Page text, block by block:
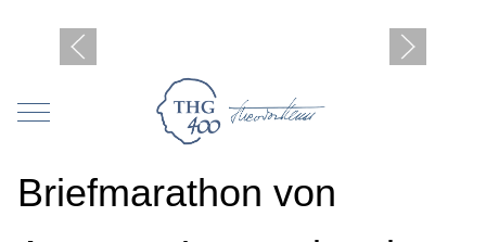
Mobile Menu Toggle
Briefmarathon von